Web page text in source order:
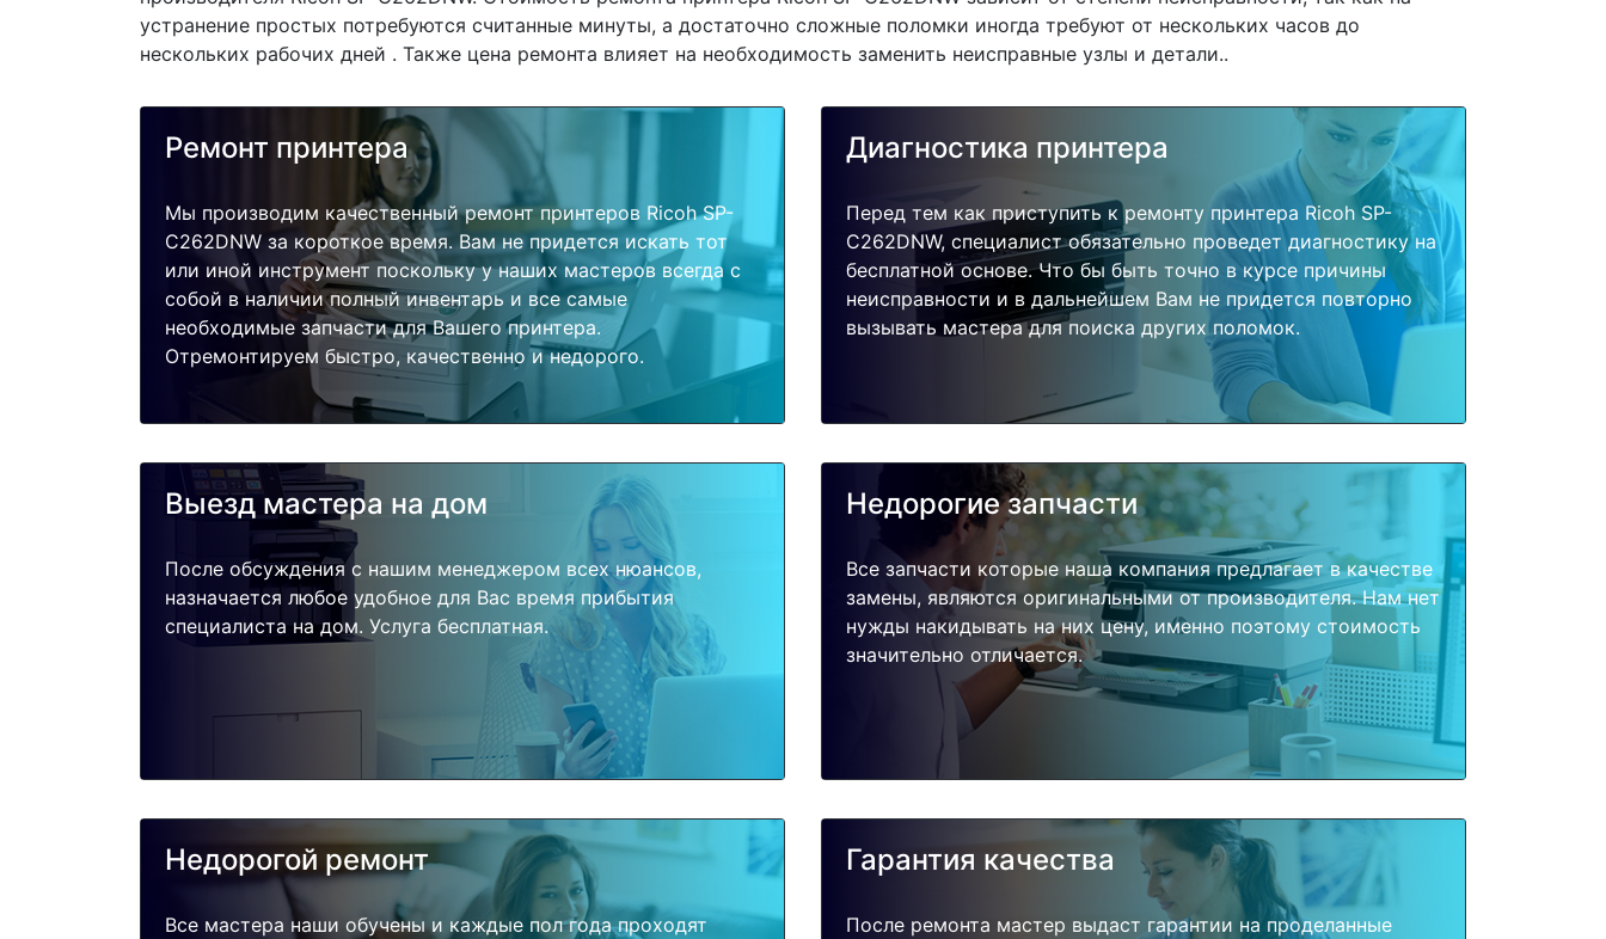
устранение простых потребуются считанные минуты, а достаточно сложные поломки иногда требуют от нескольких часов до
нескольких рабочих дней . Также цена ремонта влияет на необходимость заменить неисправные узлы и детали..
Ремонт принтера
Мы производим качественный ремонт принтеров Ricoh SP-
C262DNW за короткое время. Вам не придется искать тот
или иной инструмент поскольку у наших мастеров всегда с
собой в наличии полный инвентарь и все самые
необходимые запчасти для Вашего принтера.
Отремонтируем быстро, качественно и недорого.
Диагностика принтера
Перед тем как приступить к ремонту принтера Ricoh SP-
C262DNW, специалист обязательно проведет диагностику на
бесплатной основе. Что бы быть точно в курсе причины
неисправности и в дальнейшем Вам не придется повторно
вызывать мастера для поиска других поломок.
Выезд мастера на дом
После обсуждения с нашим менеджером всех нюансов,
назначается любое удобное для Вас время прибытия
специалиста на дом. Услуга бесплатная.
Недорогие запчасти
Все запчасти которые наша компания предлагает в качестве
замены, являются оригинальными от производителя. Нам нет
нужды накидывать на них цену, именно поэтому стоимость
значительно отличается.
Недорогой ремонт
Все мастера наши обучены и каждые пол года проходят
Гарантия качества
После ремонта мастер выдаст гарантии на проделанные